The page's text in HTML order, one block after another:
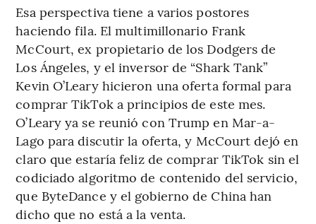
Esa perspectiva tiene a varios postores
haciendo fila. El multimillonario Frank
McCourt, ex propietario de los Dodgers de
Los Ángeles, y el inversor de “Shark Tank”
Kevin O’Leary hicieron una oferta formal para
comprar TikTok a principios de este mes.
O’Leary ya se reunió con Trump en Mar-a-
Lago para discutir la oferta, y McCourt dejó en
claro que estaría feliz de comprar TikTok sin el
codiciado algoritmo de contenido del servicio,
que ByteDance y el gobierno de China han
dicho que no está a la venta.